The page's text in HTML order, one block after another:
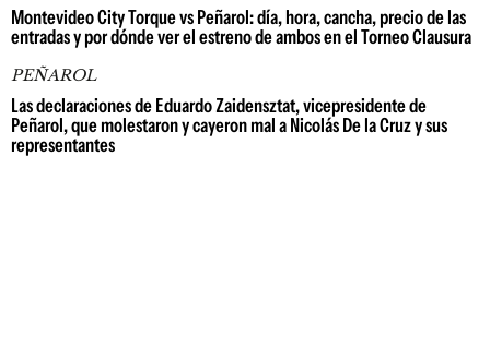
Montevideo City Torque vs Peñarol: día, hora, cancha, precio de las
entradas y por dónde ver el estreno de ambos en el Torneo Clausura
PEÑAROL
Las declaraciones de Eduardo Zaidensztat, vicepresidente de
Peñarol, que molestaron y cayeron mal a Nicolás De la Cruz y sus
representantes